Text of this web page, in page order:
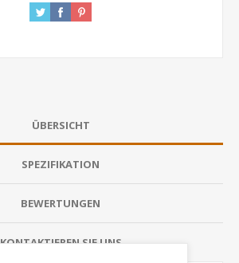
ÜBERSICHT
SPEZIFIKATION
BEWERTUNGEN
KONTAKTIEREN SIE UNS